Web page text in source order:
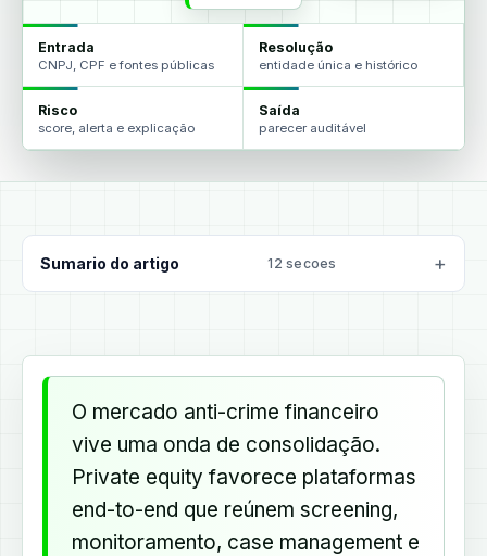
Entrada
CNPJ, CPF e fontes públicas
Resolução
entidade única e histórico
Risco
score, alerta e explicação
Saída
parecer auditável
Sumario do artigo 12 secoes
O mercado anti-crime financeiro
vive uma onda de consolidação.
Private equity favorece plataformas
end-to-end que reúnem screening,
monitoramento, case management e